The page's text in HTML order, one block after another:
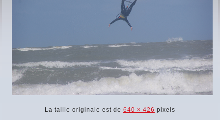
La taille originale est de 640 × 426 pixels